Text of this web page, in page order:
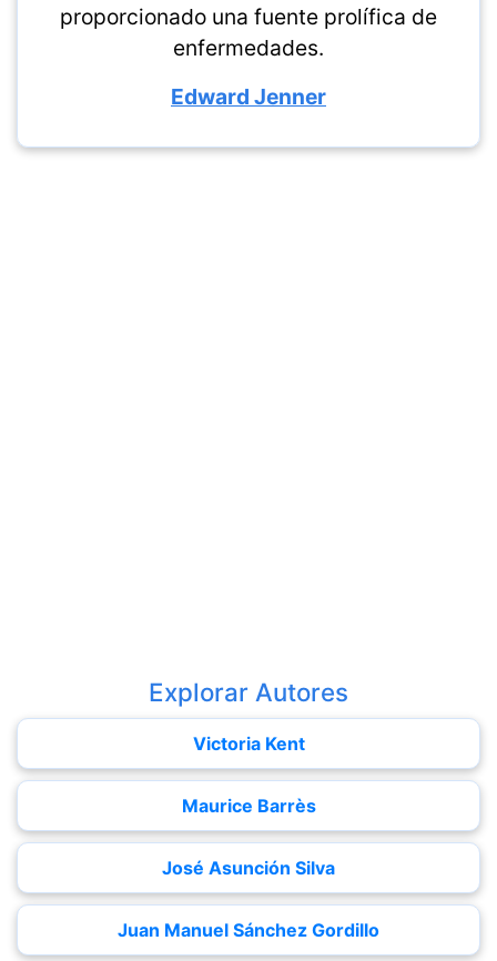
proporcionado una fuente prolífica de
enfermedades.
Edward Jenner
Explorar Autores
Victoria Kent
Maurice Barrès
José Asunción Silva
Juan Manuel Sánchez Gordillo